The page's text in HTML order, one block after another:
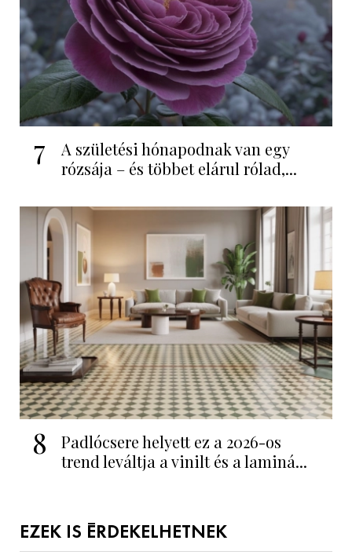
7
A születési hónapodnak van egy
rózsája – és többet elárul rólad,...
8
Padlócsere helyett ez a 2026-os
trend leváltja a vinilt és a laminá...
EZEK IS ÉRDEKELHETNEK